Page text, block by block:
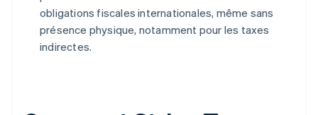
obligations fiscales internationales, même sans
présence physique, notamment pour les taxes
indirectes.